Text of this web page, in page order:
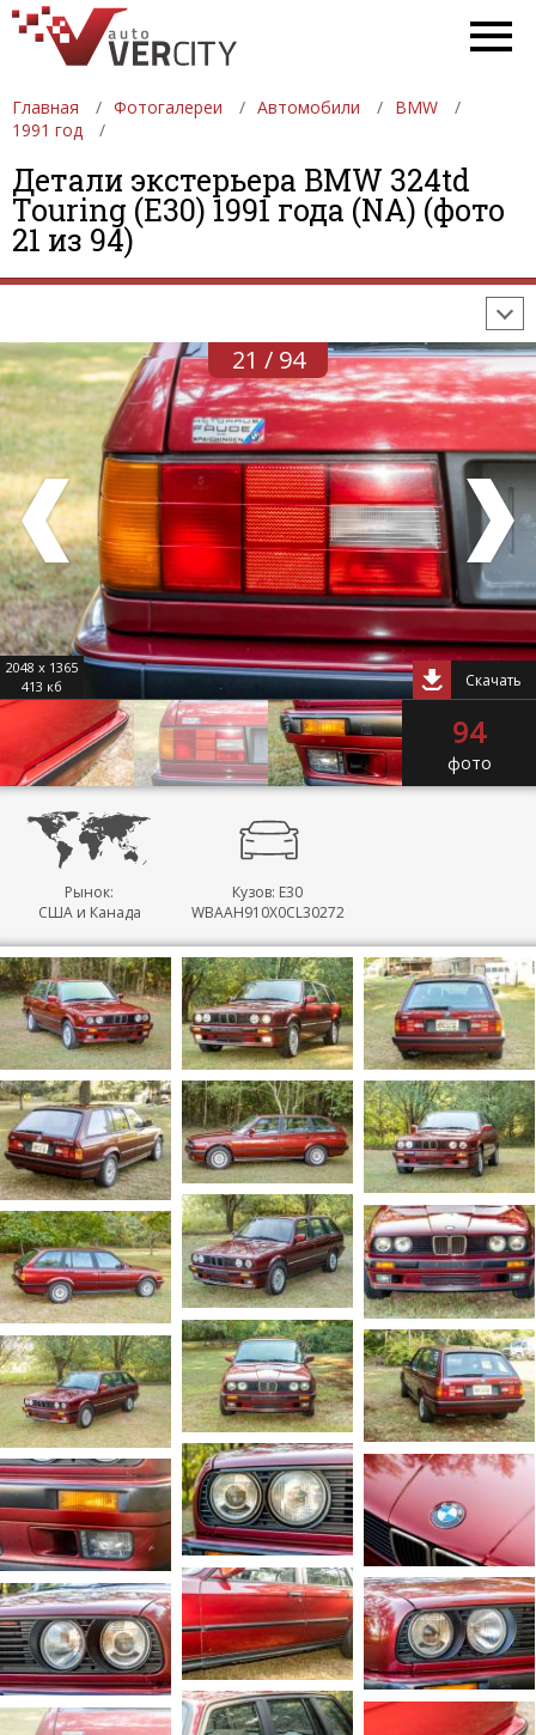
Главная Фотогалереи Автомобили
BMW
1991 год
Детали экстерьера BMW 324td
Touring (E30) 1991 года (NA) (фото
21 из 94)
ФОТОГАЛЕРЕИ АВТОМОБИЛИ
ДЕВУШКИ
АВТОСАЛОНЫ
21 / 94
2048 x 1365
413 кб
Скачать
94
фото
Рынок:
США и Канада
Кузов: E30
WBAAH910X0CL30272